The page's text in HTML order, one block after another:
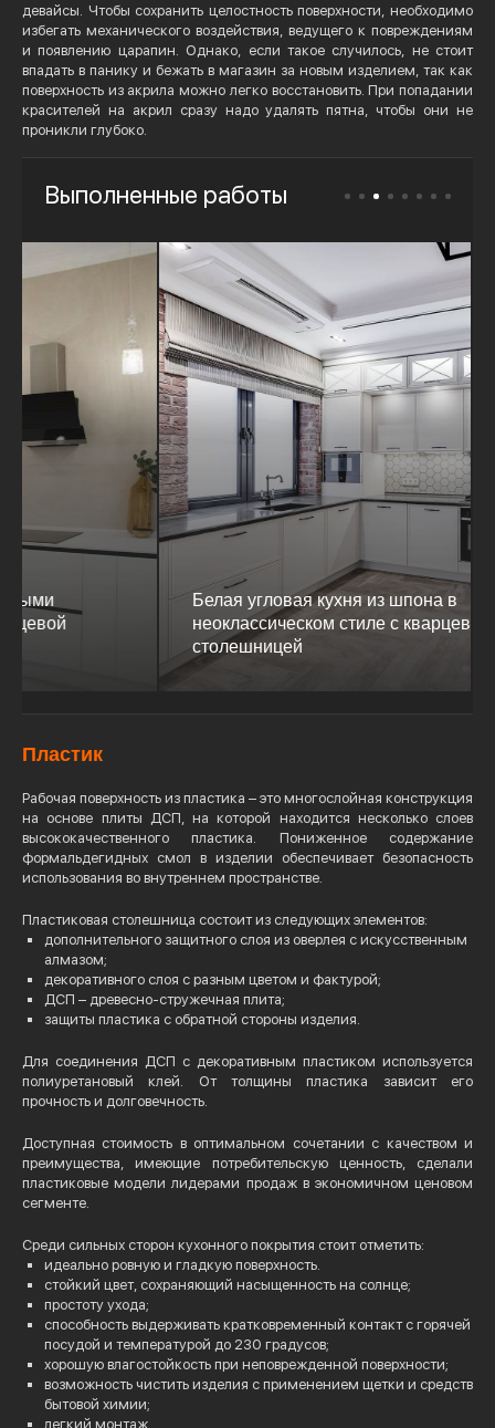
девайсы. Чтобы сохранить целостность поверхности, необходимо
избегать механического воздействия, ведущего к повреждениям
и появлению царапин. Однако, если такое случилось, не стоит
впадать в панику и бежать в магазин за новым изделием, так как
поверхность из акрила можно легко восстановить. При попадании
красителей на акрил сразу надо удалять пятна, чтобы они не
проникли глубоко.
Выполненные работы
Белая угловая кухня из шпона в
неоклассическом стиле с кварцевой
Пластик
Рабочая поверхность из пластика – это многослойная конструкция
на основе плиты ДСП, на которой находится несколько слоев
высококачественного пластика. Пониженное содержание
формальдегидных смол в изделии обеспечивает безопасность
использования во внутреннем пространстве.
Пластиковая столешница состоит из следующих элементов:
дополнительного защитного слоя из оверлея с искусственным
алмазом;
декоративного слоя с разным цветом и фактурой;
ДСП – древесно-стружечная плита;
защиты пластика с обратной стороны изделия.
Для соединения ДСП с декоративным пластиком используется
полиуретановый клей. От толщины пластика зависит его
прочность и долговечность.
Доступная стоимость в оптимальном сочетании с качеством и
преимущества, имеющие потребительскую ценность, сделали
пластиковые модели лидерами продаж в экономичном ценовом
сегменте.
Среди сильных сторон кухонного покрытия стоит отметить:
идеально ровную и гладкую поверхность.
стойкий цвет, сохраняющий насыщенность на солнце;
простоту ухода;
способность выдерживать кратковременный контакт с горячей
посудой и температурой до 230 градусов;
хорошую влагостойкость при неповрежденной поверхности;
возможность чистить изделия с применением щетки и средств
бытовой химии;
легкий монтаж.